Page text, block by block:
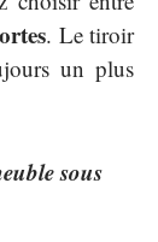
. Le tiroir
un plus
sous